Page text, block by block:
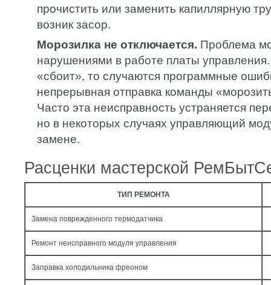
прочистить или заменить капиллярную
возник засор.
Морозилка не отключается. Проблема
нарушениями в работе платы управления.
«сбоит», то случаются программные
непрерывная отправка команды
Часто эта неисправность устраняется
но в некоторых случаях управляющий
замене.
Расценки мастерской
ТИП РЕМОНТА
Замена поврежденного термодатчика
Ремонт неисправного модуля управления
Заправка холодильника фреоном